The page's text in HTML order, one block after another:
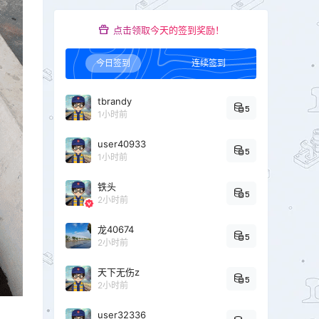
点击领取今天的签到奖励！
今日签到 连续签到
tbrandy
1小时前
5
user40933
1小时前
5
铁头
2小时前
5
龙40674
2小时前
5
天下无伤z
2小时前
5
user32336